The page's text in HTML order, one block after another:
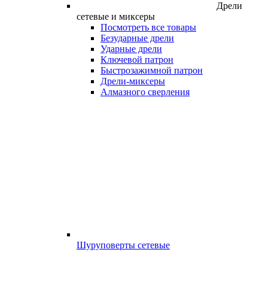
Дрели
сетевые и миксеры
Посмотреть все товары
Безударные дрели
Ударные дрели
Ключевой патрон
Быстрозажимной патрон
Дрели-миксеры
Алмазного сверления
Шуруповерты сетевые